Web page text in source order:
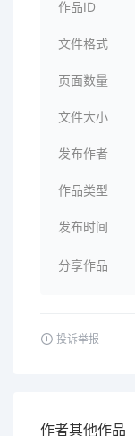
作品ID
文件格式
页面数量
文件大小
发布作者
作品类型
发布时间
分享作品
投诉举报
作者其他作品